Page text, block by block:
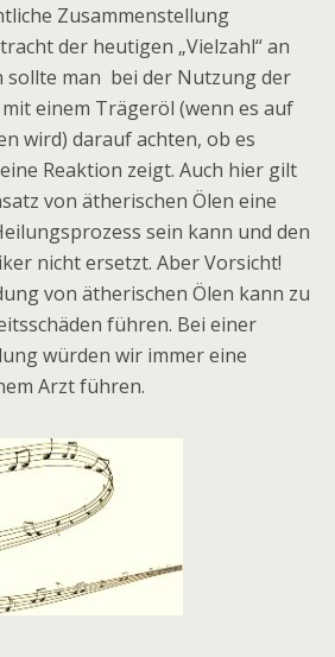
Zusammenstellung
der heutigen „Vielzahl“ an
sollte man bei der Nutzung der
einem Trägeröl (wenn es auf
wird) darauf achten, ob es
Reaktion zeigt. Auch hier gilt
von ätherischen Ölen eine
sein kann und den
nicht ersetzt. Aber Vorsicht!
von ätherischen Ölen kann zu
führen. Bei einer
würden wir immer eine
Arzt führen.